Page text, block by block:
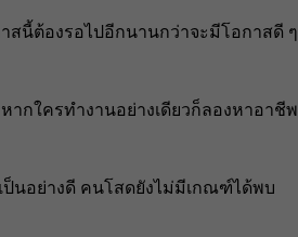
สนี้ต้องรอไปอีกนานกว่าจะมีโอกาสดี ๆ
ากใครทำงานอย่างเดียวก็ลองหาอาชีพ
นอย่างดี คนโสดยังไม่มีเกณฑ์ได้พบ